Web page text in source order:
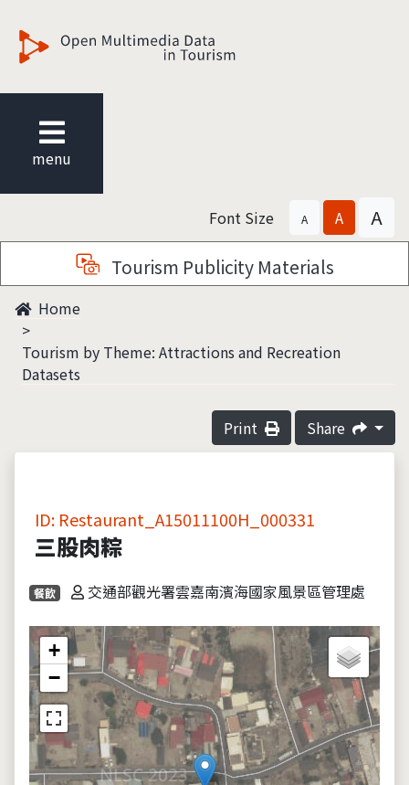
menu
Font Size A A A
Tourism Publicity Materials
Home
Tourism by Theme: Attractions and Recreation
Datasets
Print Share
ID: Restaurant_A15011100H_000331
三股肉粽
餐飲 交通部觀光署雲嘉南濱海國家風景區管理處
+
−